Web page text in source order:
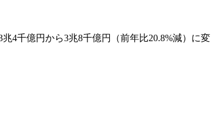
4千億円から3兆8千億円（前年比20.8%減）に変